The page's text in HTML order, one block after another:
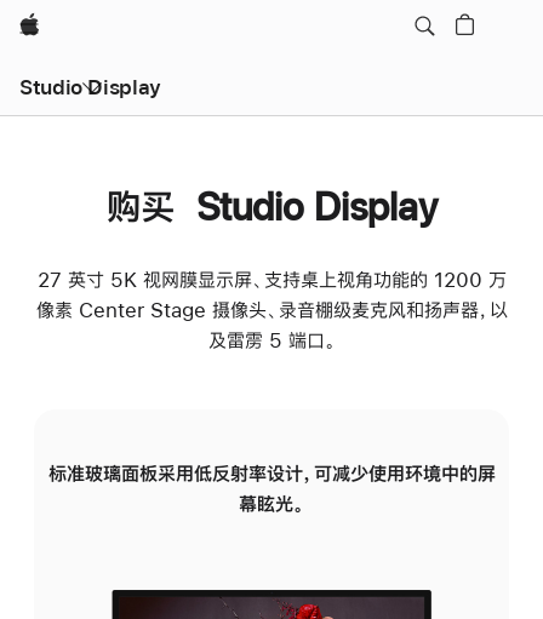
Apple
Studio Display
购买 Studio Display
27 英寸 5K 视网膜显示屏、支持桌上视角功能的 1200 万
像素 Center Stage 摄像头、录音棚级麦克风和扬声器，以
及雷雳 5 端口。
标准玻璃面板采用低反射率设计，可减少使用环境中的屏
幕眩光。